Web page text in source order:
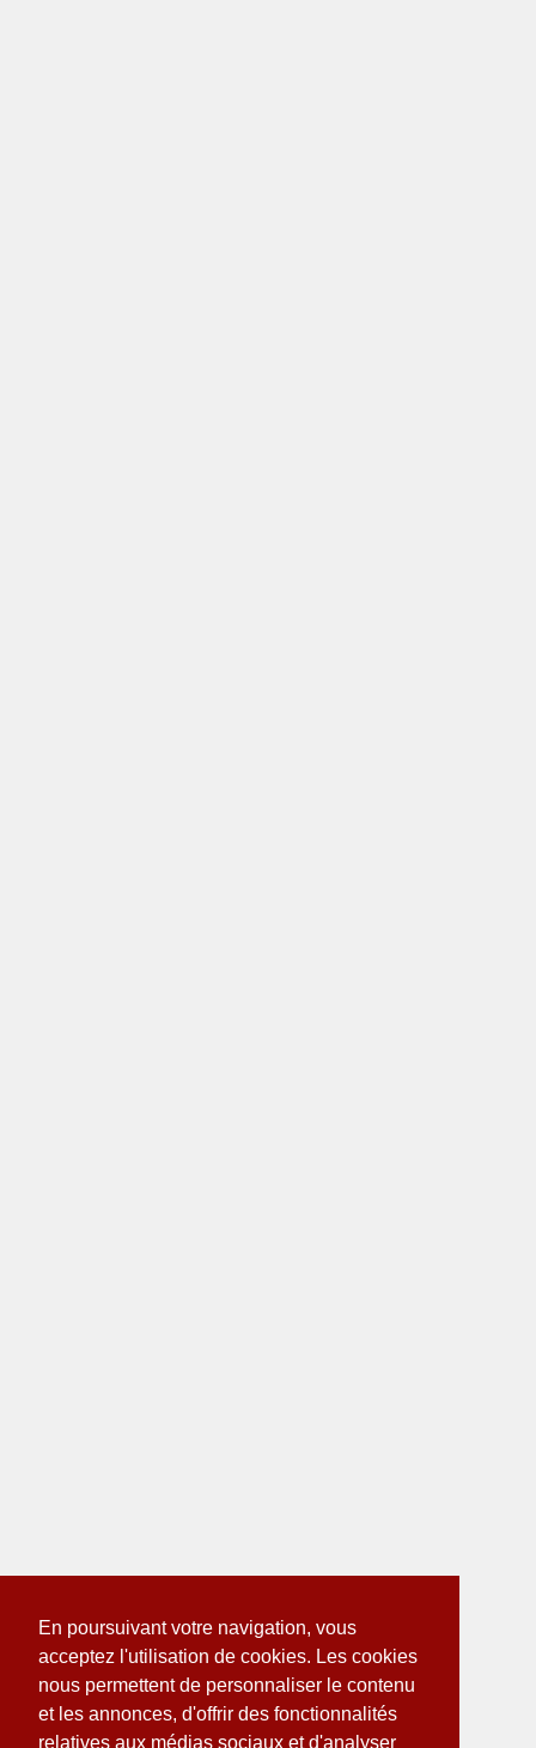
En poursuivant votre navigation, vous
acceptez l'utilisation de cookies. Les cookies
nous permettent de personnaliser le contenu
et les annonces, d'offrir des fonctionnalités
relatives aux médias sociaux et d'analyser